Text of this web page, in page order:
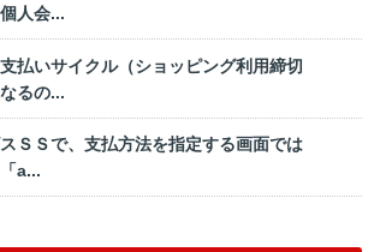
人会...
払いサイクル（ショッピング利用締切
るの...
ＳＳで、支払方法を指定する画面では
a...